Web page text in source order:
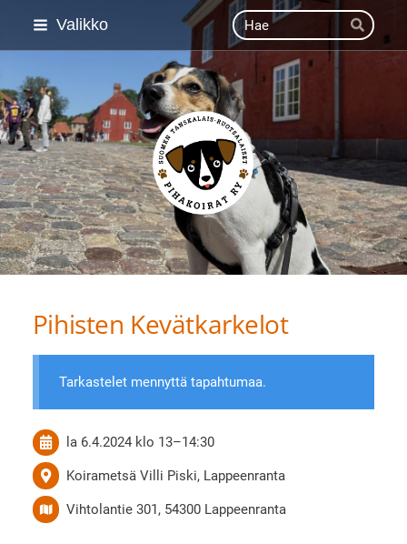
Siirry
Valikko Haku
Hae
Suomen Tanskalais-
Pihisten Kevätkarkelot
Tarkastelet mennyttä tapahtumaa.
la 6.4.2024 klo 13–14:30
Koirametsä Villi Piski, Lappeenranta
Vihtolantie 301, 54300 Lappeenranta